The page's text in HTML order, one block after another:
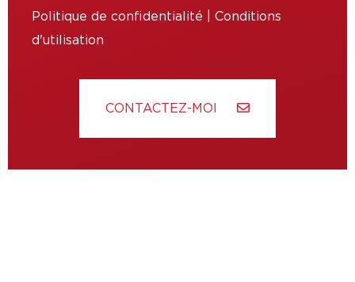
Politique de confidentialité
Conditions
d'utilisation
CONTACTEZ-MOI